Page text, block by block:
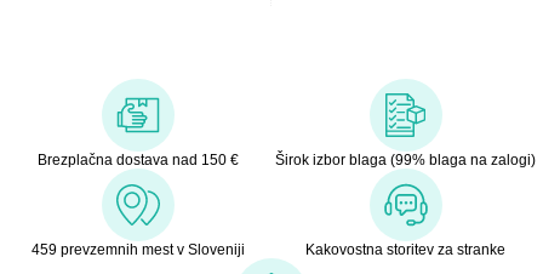
Brezplačna dostava nad 150 € Širok izbor blaga (99% blaga na zalogi)
459 prevzemnih mest v Sloveniji Kakovostna storitev za stranke